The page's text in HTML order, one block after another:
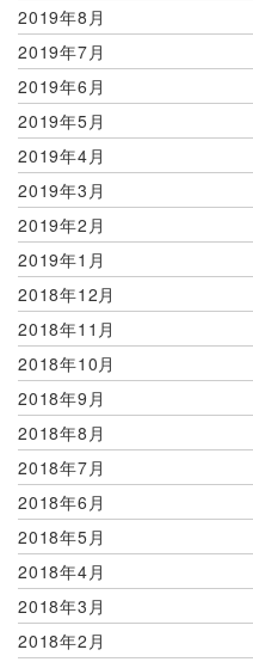
2019年8月
2019年7月
2019年6月
2019年5月
2019年4月
2019年3月
2019年2月
2019年1月
2018年12月
2018年11月
2018年10月
2018年9月
2018年8月
2018年7月
2018年6月
2018年5月
2018年4月
2018年3月
2018年2月